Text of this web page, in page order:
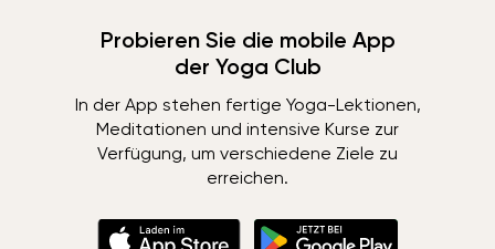
Probieren Sie die mobile App
der Yoga Club
In der App stehen fertige Yoga-Lektionen,
Meditationen und intensive Kurse zur
Verfügung, um verschiedene Ziele zu
erreichen.